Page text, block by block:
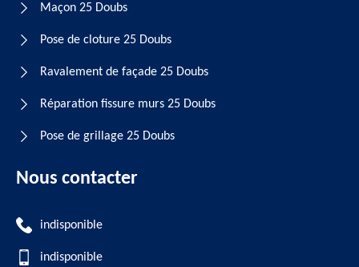
Maçon 25 Doubs
Pose de cloture 25 Doubs
Ravalement de façade 25 Doubs
Réparation fissure murs 25 Doubs
Pose de grillage 25 Doubs
Nous contacter
indisponible
indisponible